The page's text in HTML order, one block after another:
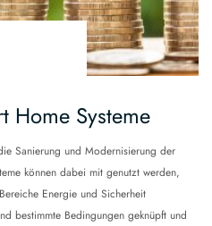
Home Systeme
Sanierung und Modernisierung der
können dabei mit genutzt werden,
Energie und Sicherheit
bestimmte Bedingungen geknüpft und